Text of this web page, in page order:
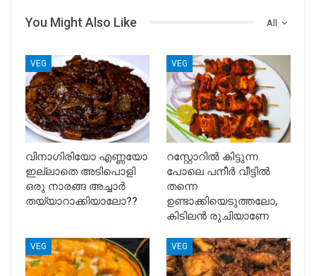
All
You Might Also Like
VEG
വിനാഗിരിയോ എണ്ണയോ
ഇല്ലാതെ അടിപൊളി
ഒരു നാരങ്ങ അച്ചാർ
തയ്യാറാക്കിയാലോ??
VEG
റസ്റ്റോറിൽ കിട്ടുന്ന
പോലെ പനീർ വീട്ടിൽ
തന്നെ
ഉണ്ടാക്കിയെടുത്തലോ,
കിടിലൻ രുചിയാണേ
VEG VEG